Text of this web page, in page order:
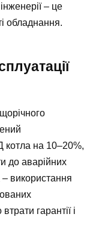
– це
обладнання.
котла на 10–20%,
до аварійних
використання
гарантії і